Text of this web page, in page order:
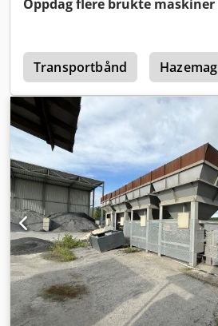
Oppdag flere brukte maskiner
Transportbånd Hazemag